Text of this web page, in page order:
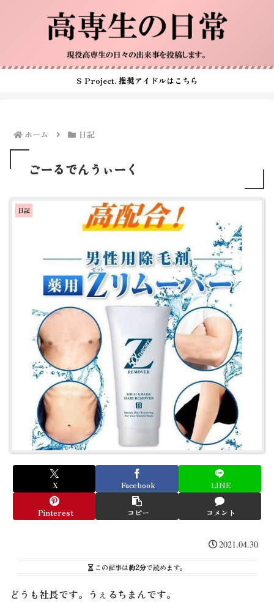
S Project. 推奨アイドルはこちら
ホーム 日記
ごーるでんうぃーく
日記
X Facebook LINE
Pinterest コピー コメント
2021.04.30
この記事は約2分で読めます。
どうも社長です。うぇるちまんです。